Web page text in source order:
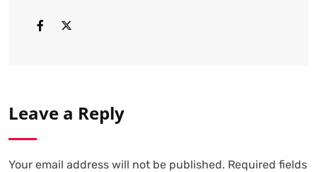
Leave a Reply
Your email address will not be published. Required fields